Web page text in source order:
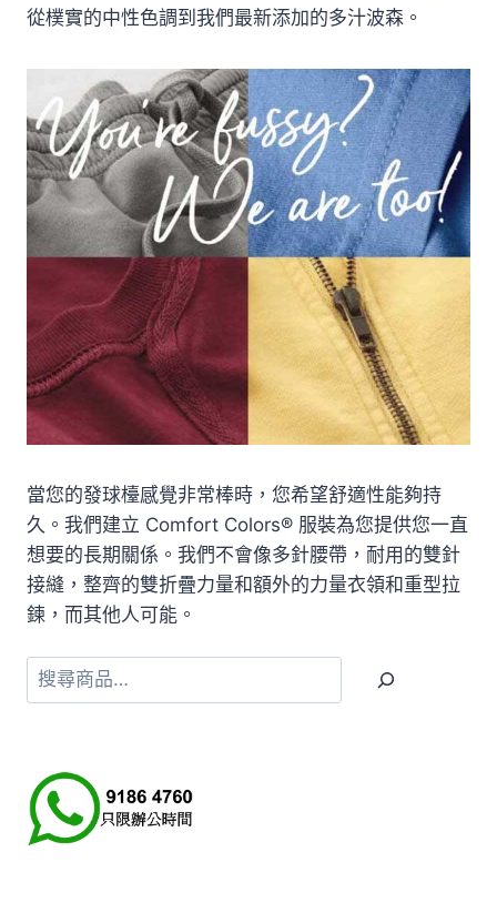
從樸實的中性色調到我們最新添加的多汁波森。
當您的發球檯感覺非常棒時，您希望舒適性能夠持
久。我們建立 Comfort Colors® 服裝為您提供您一直
想要的長期關係。我們不會像多針腰帶，耐用的雙針
接縫，整齊的雙折疊力量和額外的力量衣領和重型拉
鍊，而其他人可能。
搜
尋